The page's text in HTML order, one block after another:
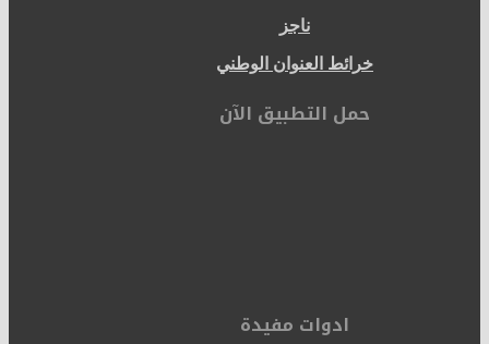
ناجز
خرائط العنوان الوطني
حمل التطبيق الآن
ادوات مفيدة